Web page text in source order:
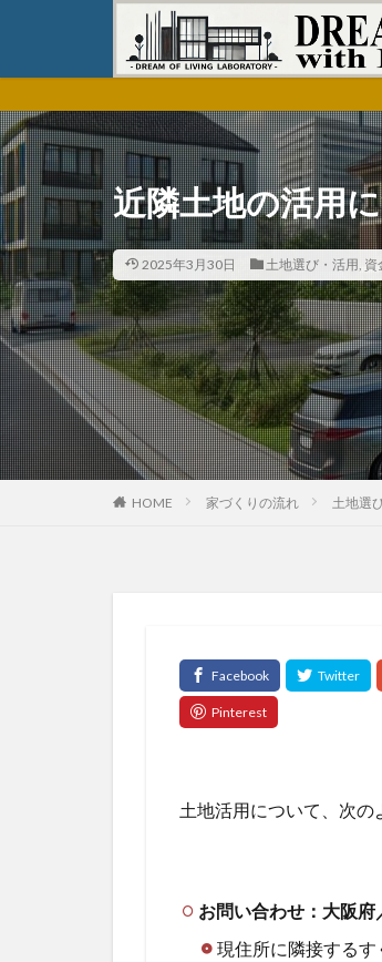
近隣土地の活用
2025年3月30日 土地選び・活用, 資
HOME 家づくりの流れ 土地選
土地活用について、次の
お問い合わせ：大阪府
現住所に隣接する